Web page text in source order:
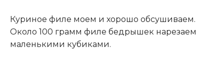
Куриное филе моем и хорошо обсушиваем.
Около 100 грамм филе бедрышек нарезаем
маленькими кубиками.